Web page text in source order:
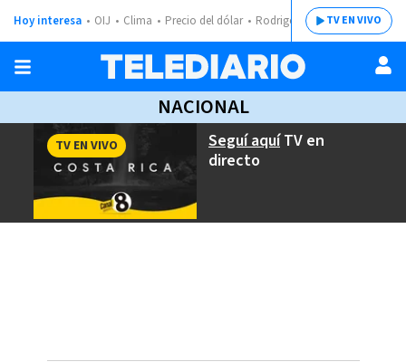
Hoy interesa OIJ Clima Precio del dólar Rodrigo ChavesTV EN VIVO
NACIONAL
Seguí aquíTV en
directo
TV EN VIVO